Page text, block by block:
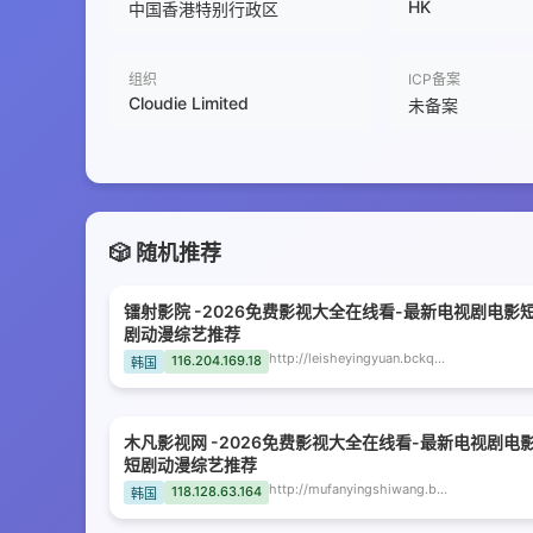
中国香港特别行政区 HK
组织
Cloudie Limited
ICP备案
未备案
🎲 随机推荐
镭射影院 -2026免费影视大全在线看-最新电视剧电影
剧动漫综艺推荐
韩国 116.204.169.18 http://leisheyingyuan.bckqn.com
木凡影视网 -2026免费影视大全在线看-最新电视剧电
短剧动漫综艺推荐
韩国 118.128.63.164 http://mufanyingshiwang.bckqn.com